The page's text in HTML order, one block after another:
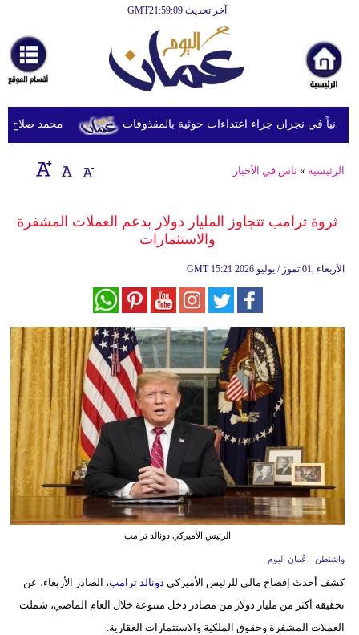
آخر تحديث GMT21:59:09
أخبارعاجلة
رياضة
ثقافة
إقتصاد
وموسيقى
سياحة
وسفر
ديكور
أخبار
إعلام
تعليم
علوم
وتكنولوجيا
محمد صلاح يصل
الرئيسية » ناس في الأخبار
ثروة ترامب تتجاوز المليار دولار بدعم العملات المشفرة
والاستثمارات
GMT 15:21 2026 الأربعاء ,01 تموز / يوليو
الرئيس الأميركي دونالد ترامب
واشنطن - عُمان اليوم
كشف أحدث إفصاح مالي للرئيس الأميركي دونالد ترامب، الصادر الأربعاء، عن
تحقيقه أكثر من مليار دولار من مصادر دخل متنوعة خلال العام الماضي، شملت
العملات المشفرة وحقوق الملكية والاستثمارات العقارية.